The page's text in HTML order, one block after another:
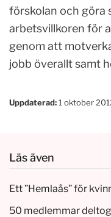
förskolan och göra
arbetsvillkoren för
genom att
jobb överallt samt
Uppdaterad:1 oktober
Läs även
Ett ”Hemlaås” för
50 medlemmar